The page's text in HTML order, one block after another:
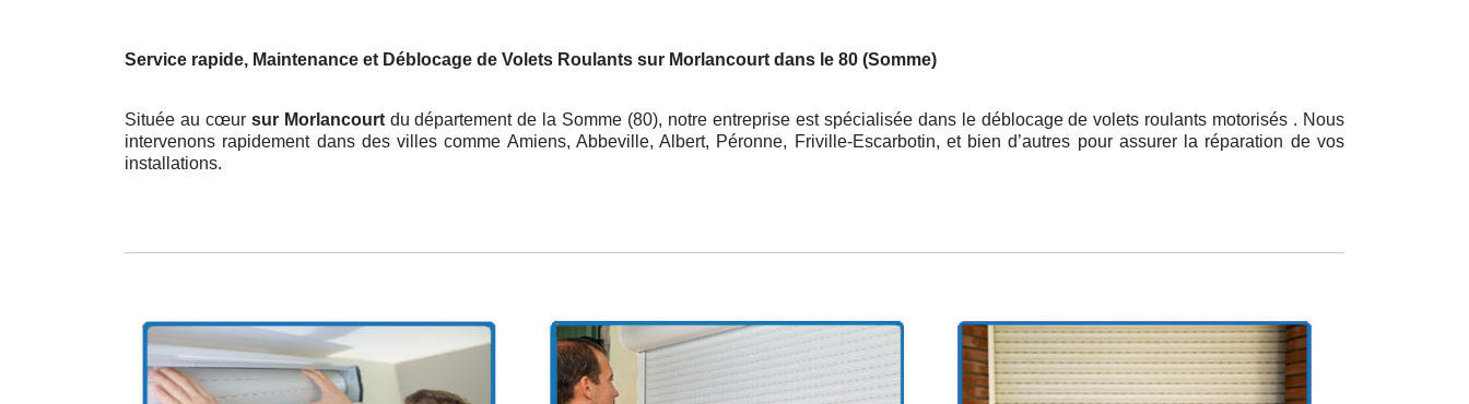
Service rapide, Maintenance et Déblocage de Volets Roulants sur Morlancourt dans le 80 (Somme)
Située au cœur sur Morlancourt du département de la Somme (80), notre entreprise est spécialisée dans le déblocage de volets roulants motorisés . Nous
intervenons rapidement dans des villes comme Amiens, Abbeville, Albert, Péronne, Friville-Escarbotin, et bien d’autres pour assurer la réparation de vos
installations.